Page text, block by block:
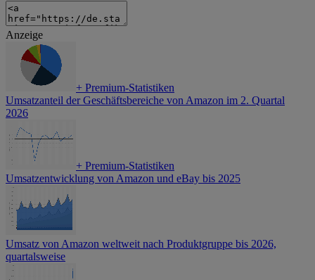
Anzeige
+ Premium-Statistiken
Umsatzanteil der Geschäftsbereiche von Amazon im 2. Quartal
2026
+ Premium-Statistiken
Umsatzentwicklung von Amazon und eBay bis 2025
Umsatz von Amazon weltweit nach Produktgruppe bis 2026,
quartalsweise